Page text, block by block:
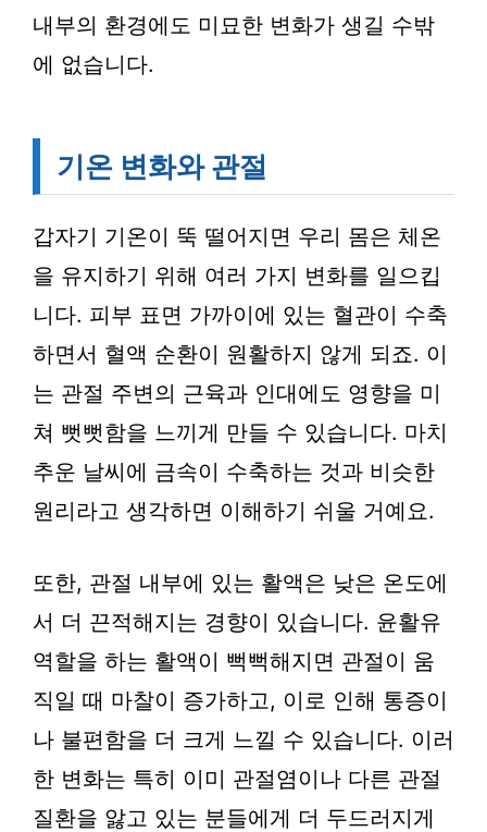
내부의 환경에도 미묘한 변화가 생길 수밖
에 없습니다.
기온 변화와 관절
갑자기 기온이 뚝 떨어지면 우리 몸은 체온
을 유지하기 위해 여러 가지 변화를 일으킵
니다. 피부 표면 가까이에 있는 혈관이 수축
하면서 혈액 순환이 원활하지 않게 되죠. 이
는 관절 주변의 근육과 인대에도 영향을 미
쳐 뻣뻣함을 느끼게 만들 수 있습니다. 마치
추운 날씨에 금속이 수축하는 것과 비슷한
원리라고 생각하면 이해하기 쉬울 거예요.
또한, 관절 내부에 있는 활액은 낮은 온도에
서 더 끈적해지는 경향이 있습니다. 윤활유
역할을 하는 활액이 뻑뻑해지면 관절이 움
직일 때 마찰이 증가하고, 이로 인해 통증이
나 불편함을 더 크게 느낄 수 있습니다. 이러
한 변화는 특히 이미 관절염이나 다른 관절
질환을 앓고 있는 분들에게 더 두드러지게